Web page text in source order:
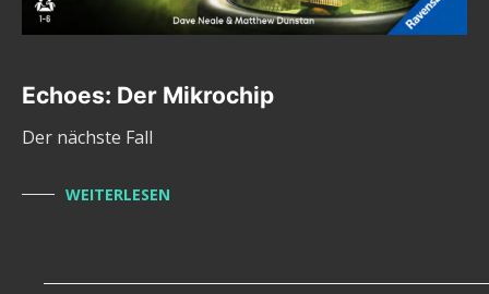
Echoes: Der Mikrochip
Der nächste Fall
WEITERLESEN